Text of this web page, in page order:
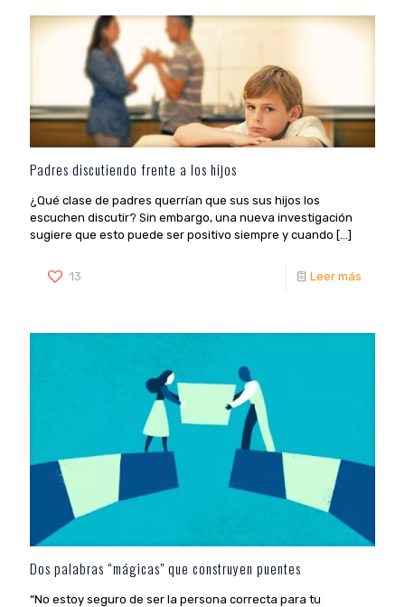
Padres discutiendo frente a los hijos
¿Qué clase de padres querrían que sus sus hijos los
escuchen discutir? Sin embargo, una nueva investigación
sugiere que esto puede ser positivo siempre y cuando […]
13 Leer más
Dos palabras “mágicas” que construyen puentes
“No estoy seguro de ser la persona correcta para tu